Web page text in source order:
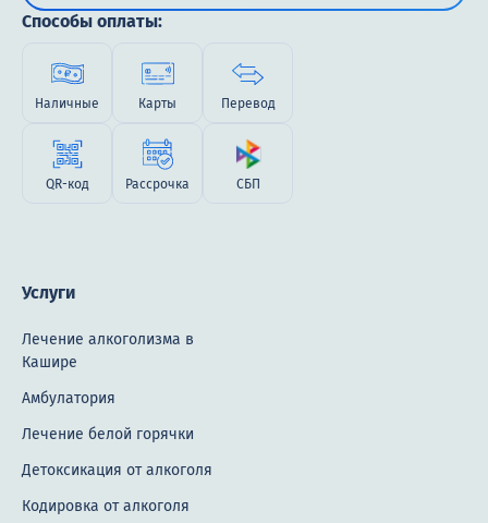
Способы оплаты:
Наличные Карты Перевод
QR-код Рассрочка СБП
Услуги
Лечение алкоголизма в
Кашире
Амбулатория
Лечение белой горячки
Детоксикация от алкоголя
Кодировка от алкоголя